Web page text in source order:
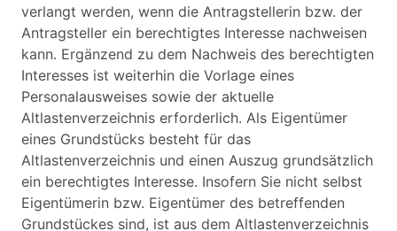
verlangt werden, wenn die Antragstellerin bzw. der
Antragsteller ein berechtigtes Interesse nachweisen
kann. Ergänzend zu dem Nachweis des berechtigten
Interesses ist weiterhin die Vorlage eines
Personalausweises sowie der aktuelle
Altlastenverzeichnis erforderlich. Als Eigentümer
eines Grundstücks besteht für das
Altlastenverzeichnis und einen Auszug grundsätzlich
ein berechtigtes Interesse. Insofern Sie nicht selbst
Eigentümerin bzw. Eigentümer des betreffenden
Grundstückes sind, ist aus dem Altlastenverzeichnis